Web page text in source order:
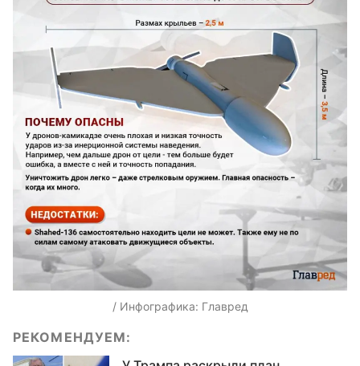
/ Инфографика: Главред
РЕКОМЕНДУЕМ: